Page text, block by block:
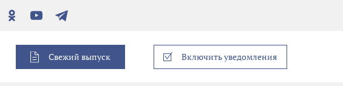
Одноклассники
YouTubeТелеграм
Свежий выпуск Включить уведомления